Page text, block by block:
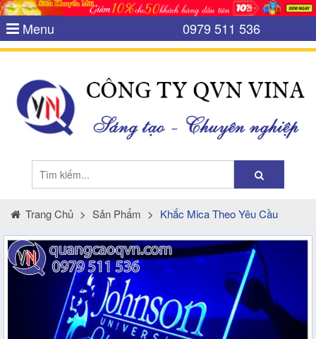
Menu 0979 511 536
Trang Chủ > Sản Phẩm > Khắc Mica Theo Yêu Cầu